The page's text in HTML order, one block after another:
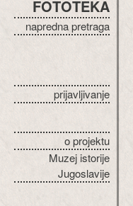
FOTOTEKA
napredna pretraga
prijavljivanje
o projektu
Muzej istorije
Jugoslavije